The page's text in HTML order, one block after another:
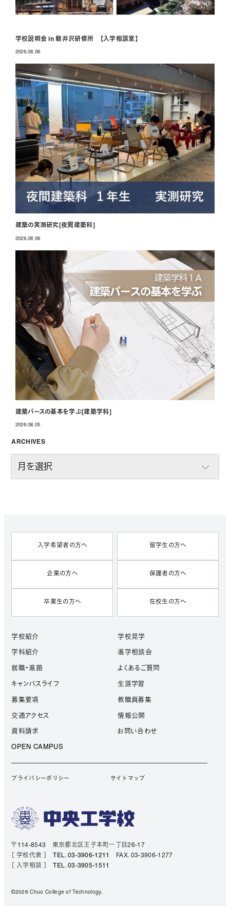
学校説明会 in 軽井沢研修所 【入学相談室】
2026.08.06
建築の実測研究[夜間建築科]
2026.08.06
建築パースの基本を学ぶ[建築学科]
2026.08.05
ARCHIVES
入学希望者の方へ 留学生の方へ
企業の方へ 保護者の方へ
卒業生の方へ 在校生の方へ
学校紹介
学科紹介
就職・進路
キャンパスライフ
募集要項
交通アクセス
資料請求
OPEN CAMPUS
学校見学
進学相談会
よくあるご質問
生涯学習
教職員募集
情報公開
お問い合わせ
プライバシーポリシー サイトマップ
〒114-8543 東京都北区王子本町一丁目26-17
［ 学校代表 ］
TEL. 03-3906-1211
FAX. 03-3906-1277
［ 入学相談 ］
TEL. 03-3905-1511
©2026 Chuo College of Technology.